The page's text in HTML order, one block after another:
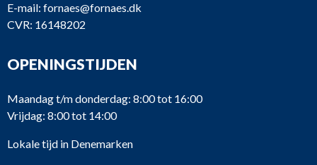
E-mail: fornaes@fornaes.dk
CVR: 16148202
OPENINGSTIJDEN
Maandag t/m donderdag: 8:00 tot 16:00
Vrijdag: 8:00 tot 14:00
Lokale tijd in Denemarken